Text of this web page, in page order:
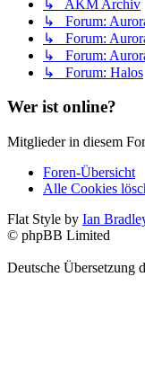
↳ AKM Archiv
↳ Forum:
↳ Forum:
↳ Forum:
↳ Forum: Halos
Wer ist online?
Mitglieder in diesem
Foren-Übersicht
Alle Cookies
Flat Style by Ian
© phpBB Limited
Deutsche Übersetzung